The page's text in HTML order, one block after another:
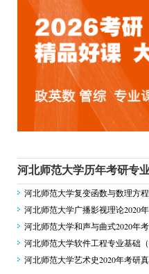
河北师范大学历年考研专
河北师范大学复变函数与数理方
河北师范大学广播影视理论2020
河北师范大学和声与曲式2020年
河北师范大学软件工程专业基础
河北师范大学艺术史2020年考研